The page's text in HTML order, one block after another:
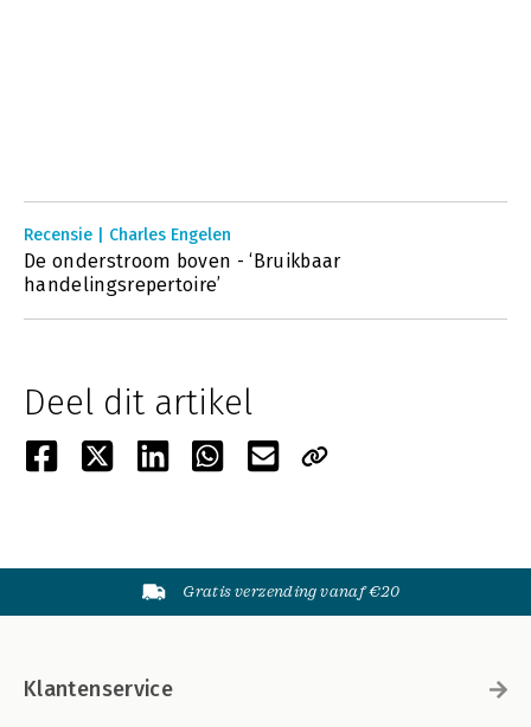
Recensie | Charles Engelen
De onderstroom boven - ‘Bruikbaar
handelingsrepertoire’
Deel dit artikel
Gratis verzending vanaf €20
Klantenservice